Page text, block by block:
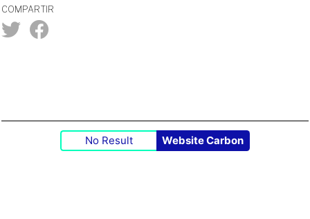
COMPARTIR
No Result Website Carbon